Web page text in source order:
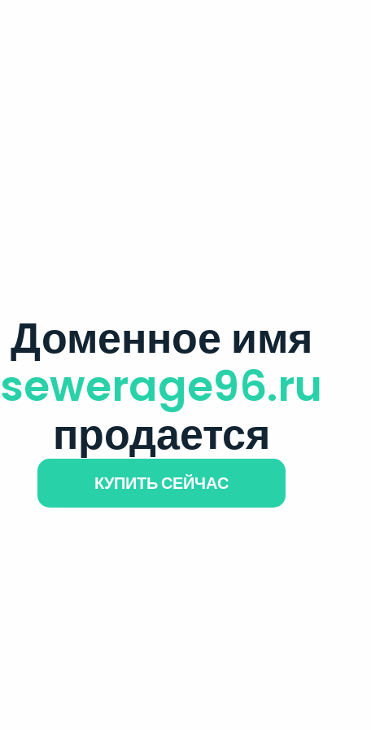
Доменное имя
sewerage96.ru
продается
КУПИТЬ СЕЙЧАС